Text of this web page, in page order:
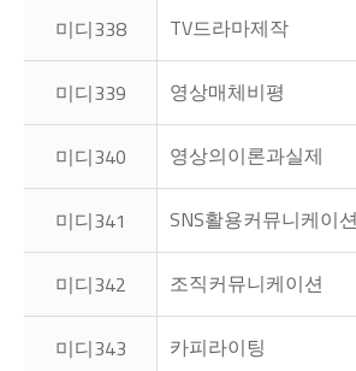
미디338 TV드라마제작
미디339 영상매체비평
미디340 영상의이론과실제
미디341 SNS활용커뮤니케이
미디342 조직커뮤니케이션
미디343 카피라이팅